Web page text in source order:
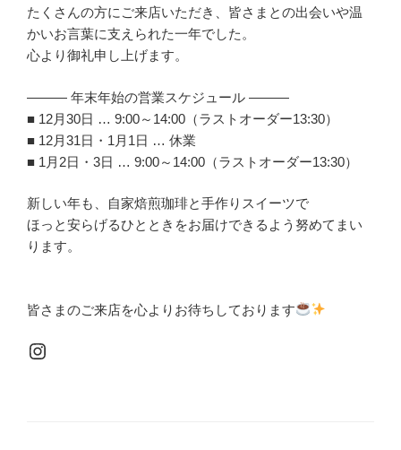
たくさんの方にご来店いただき、皆さまとの出会いや温
かいお言葉に支えられた一年でした。
心より御礼申し上げます。
——— 年末年始の営業スケジュール ———
■ 12月30日 … 9:00～14:00（ラストオーダー13:30）
■ 12月31日・1月1日 … 休業
■ 1月2日・3日 … 9:00～14:00（ラストオーダー13:30）
新しい年も、自家焙煎珈琲と手作りスイーツで
ほっと安らげるひとときをお届けできるよう努めてまい
ります。
皆さまのご来店を心よりお待ちしております
Instagram